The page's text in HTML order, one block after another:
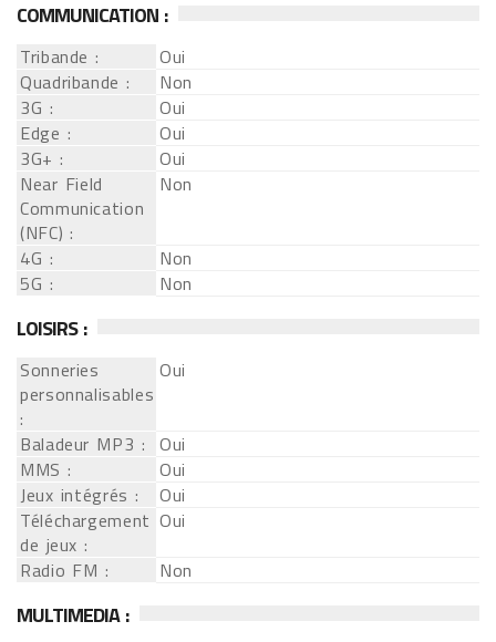
COMMUNICATION :
Tribande :
Oui
Quadribande :
Non
3G :
Oui
Edge :
Oui
3G+ :
Oui
Near Field
Communication
(NFC) :
Non
4G :
Non
5G :
Non
LOISIRS :
Sonneries
personnalisables
:
Oui
Baladeur MP3 : Oui
MMS :
Oui
Jeux intégrés :
Oui
Téléchargement
de jeux :
Oui
Radio FM :
Non
MULTIMEDIA :